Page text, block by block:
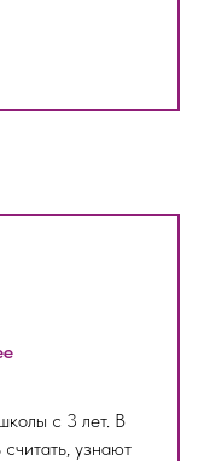
с 3 лет. В
узнают